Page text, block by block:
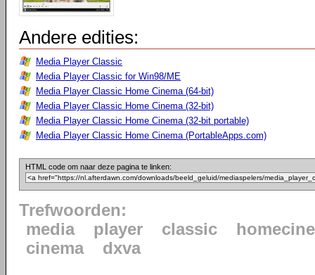
Andere edities:
Media Player Classic
Media Player Classic for Win98/ME
Media Player Classic Home Cinema (64-bit)
Media Player Classic Home Cinema (32-bit)
Media Player Classic Home Cinema (32-bit portable)
Media Player Classic Home Cinema (PortableApps.com)
HTML code om naar deze pagina te linken:
Trefwoorden:
media
player classic
cinema
dxva